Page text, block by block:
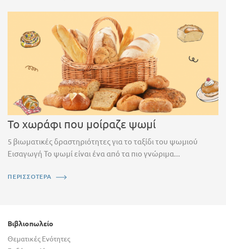
Το χωράφι που μοίραζε ψωμί
5 βιωματικές δραστηριότητες για το ταξίδι του ψωμιού
Εισαγωγή Το ψωμί είναι ένα από τα πιο γνώριμα...
ΠΕΡΙΣΣΟΤΕΡΑ
Βιβλιοπωλείο
Θεματικές Ενότητες